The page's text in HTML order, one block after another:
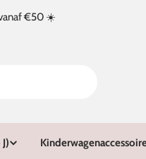
€50 ☀️